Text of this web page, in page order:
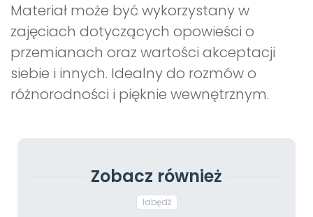
Materiał może być wykorzystany w
zajęciach dotyczących opowieści o
przemianach oraz wartości akceptacji
siebie i innych. Idealny do rozmów o
różnorodności i pięknie wewnętrznym.
Zobacz również
łabędź